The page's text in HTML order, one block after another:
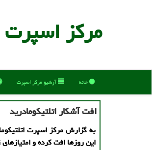
مركز اسپرت
خانه آرشیو مركز اسپرت
افت آشكار اتلتیكومادرید
به گزارش مرکز اسپرت
این روزها افت کرده و